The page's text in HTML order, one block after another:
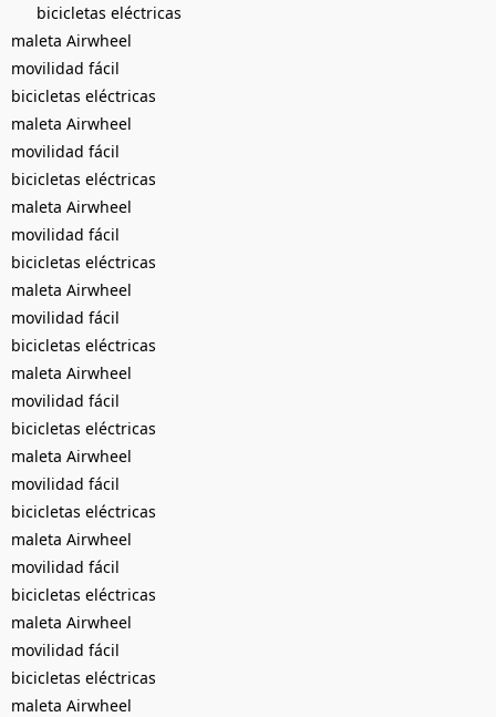
bicicletas eléctricas
maleta Airwheel
movilidad fácil
bicicletas eléctricas
maleta Airwheel
movilidad fácil
bicicletas eléctricas
maleta Airwheel
movilidad fácil
bicicletas eléctricas
maleta Airwheel
movilidad fácil
bicicletas eléctricas
maleta Airwheel
movilidad fácil
bicicletas eléctricas
maleta Airwheel
movilidad fácil
bicicletas eléctricas
maleta Airwheel
movilidad fácil
bicicletas eléctricas
maleta Airwheel
movilidad fácil
bicicletas eléctricas
maleta Airwheel